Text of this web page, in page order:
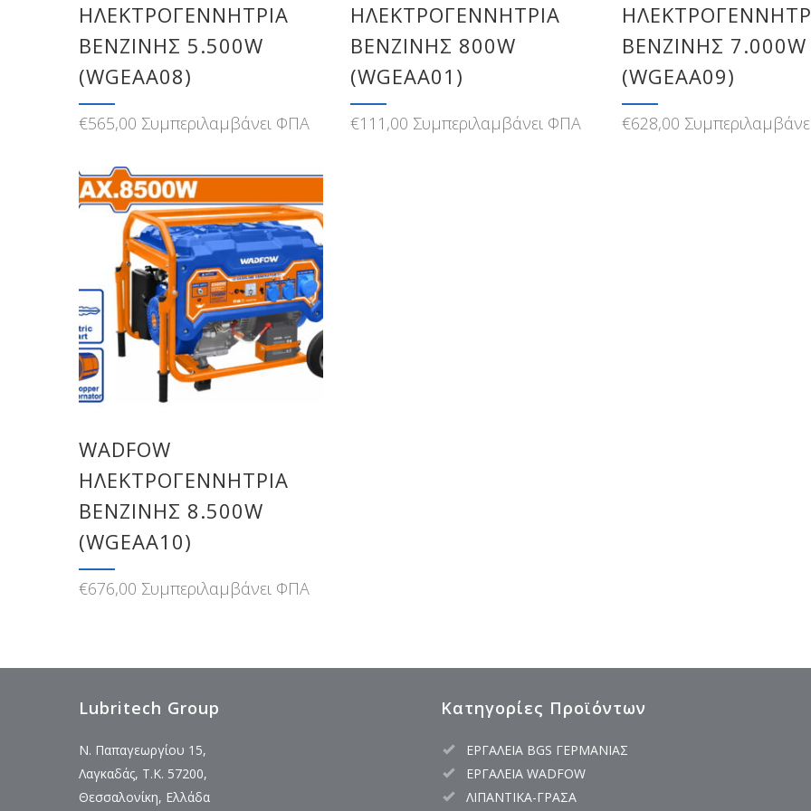
ΗΛΕΚΤΡΟΓΕΝΝΗΤΡΙΑ
ΒΕΝΖΙΝΗΣ 5.500W
(WGEAA08)
€565,00 Συμπεριλαμβάνει ΦΠΑ
ΗΛΕΚΤΡΟΓΕΝΝΗΤΡΙΑ
ΒΕΝΖΙΝΗΣ 800W
(WGEAA01)
€111,00 Συμπεριλαμβάνει ΦΠΑ
ΒΕΝΖΙΝΗΣ 7.000W
(WGEAA09)
€628,00
WADFOW
ΗΛΕΚΤΡΟΓΕΝΝΗΤΡΙΑ
ΒΕΝΖΙΝΗΣ 8.500W
(WGEAA10)
€676,00 Συμπεριλαμβάνει ΦΠΑ
Lubritech Group
Ν. Παπαγεωργίου 15,
Λαγκαδάς, Τ.Κ. 57200,
Θεσσαλονίκη, Ελλάδα
Κατηγορίες Προϊόντων
ΕΡΓΑΛΕΙΑ BGS ΓΕΡΜΑΝΙΑΣ
ΕΡΓΑΛΕΙΑ WADFOW
ΛΙΠΑΝΤΙΚΑ-ΓΡΑΣΑ